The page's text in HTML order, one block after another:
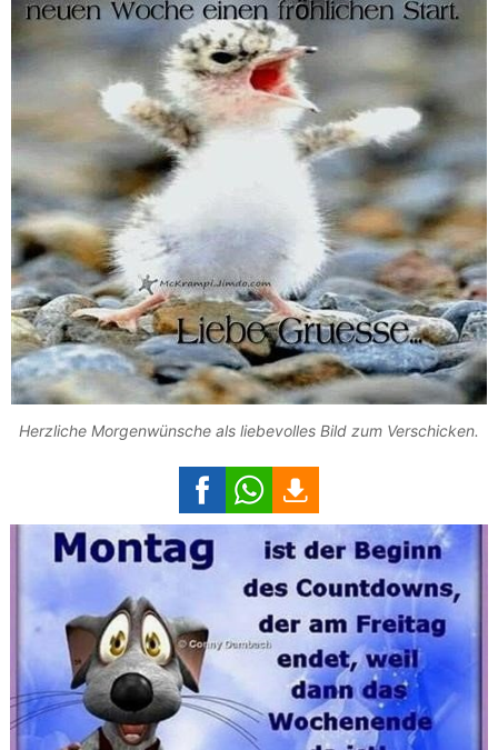
Herzliche Morgenwünsche als liebevolles Bild zum Verschicken.